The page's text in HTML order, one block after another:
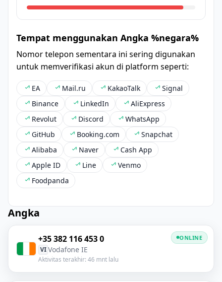
Tempat menggunakan Angka %negara%
Nomor telepon sementara ini sering digunakan
untuk memverifikasi akun di platform seperti:
EA Mail.ru KakaoTalk
Signal
Binance
LinkedIn
AliExpress
Revolut
Discord
WhatsApp
GitHub
Booking.com
Snapchat
Alibaba
Naver
Cash App
Apple ID
Line
Venmo
Foodpanda
Angka
+35 382 116 453 0
VI Vodafone IE
Aktivitas terakhir: 46 mnt lalu
ONLINE